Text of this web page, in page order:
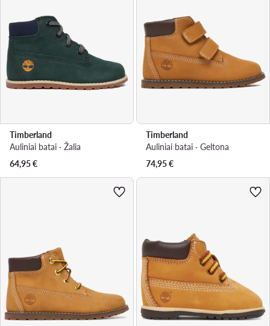
Timberland
Auliniai batai · Žalia
64,95€
Timberland
Auliniai batai · Geltona
74,95€